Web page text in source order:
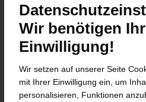
2024
Wir benötigen
Einwilligung!
Wir setzen auf unserer Seite
mit Ihrer Einwilligung ein, um
personalisieren, Funktionen